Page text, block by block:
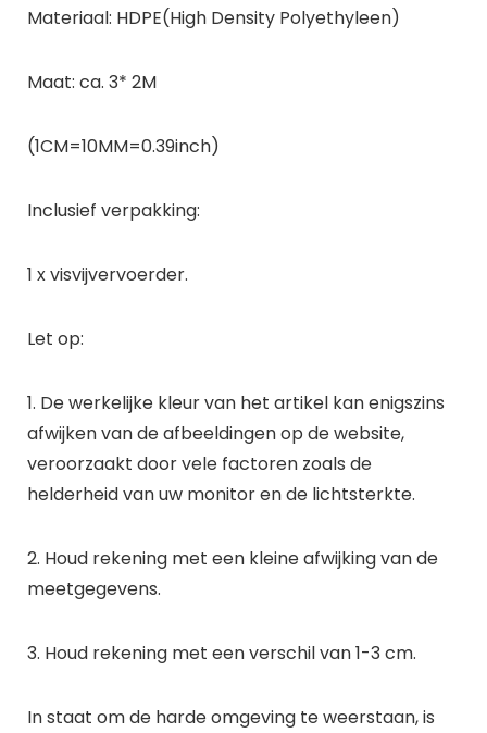
Materiaal: HDPE(High Density Polyethyleen)
Maat: ca. 3* 2M
(1CM=10MM=0.39inch)
Inclusief verpakking:
1 x visvijvervoerder.
Let op:
1. De werkelijke kleur van het artikel kan enigszins
afwijken van de afbeeldingen op de website,
veroorzaakt door vele factoren zoals de
helderheid van uw monitor en de lichtsterkte.
2. Houd rekening met een kleine afwijking van de
meetgegevens.
3. Houd rekening met een verschil van 1-3 cm.
In staat om de harde omgeving te weerstaan, is